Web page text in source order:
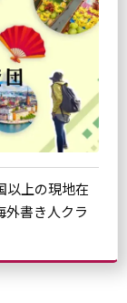
以上の現地在
外書き人クラ